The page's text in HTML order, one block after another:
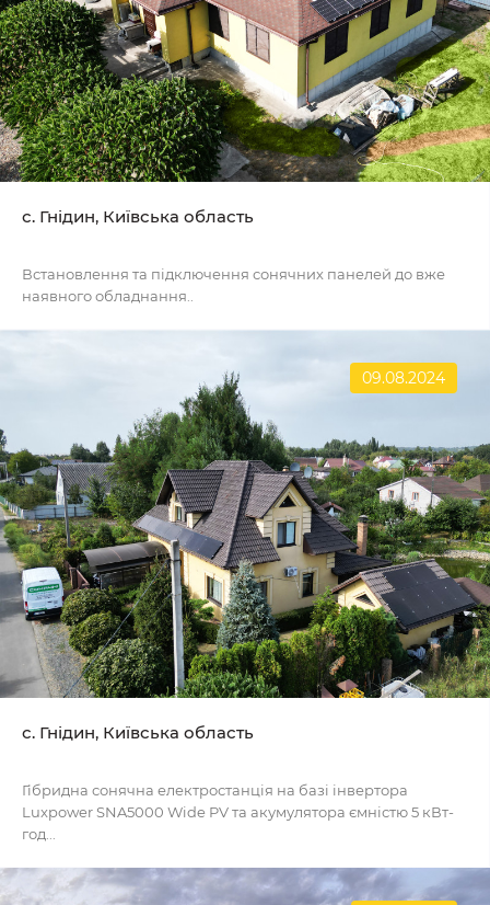
с. Гнідин, Київська область
Встановлення та підключення сонячних панелей до вже
наявного обладнання..
09.08.2024
с. Гнідин, Київська область
Гібридна сонячна електростанція на базі інвертора
Luxpower SNA5000 Wide PV та акумулятора ємністю 5 кВт-
год...